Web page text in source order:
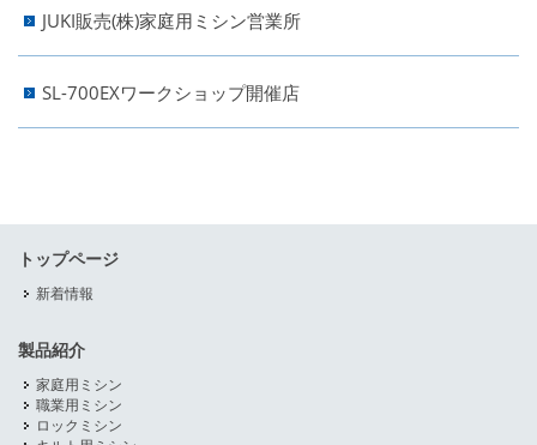
JUKI販売(株)家庭用ミシン営業所
SL-700EXワークショップ開催店
トップページ
新着情報
製品紹介
家庭用ミシン
職業用ミシン
ロックミシン